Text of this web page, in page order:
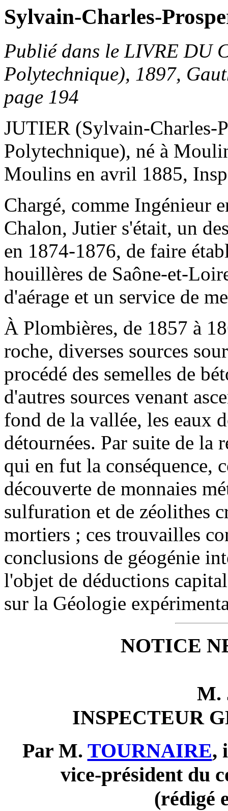
Sylvain-Charles-
Publié dans le LIVRE DU
Polytechnique), 1897,
page 194
JUTIER (Sylvain-Charles-
Polytechnique), né à
Moulins en avril 1885,
Chargé, comme Ingénieur
Chalon, Jutier s'était, un
en 1874-1876, de faire
houillères de Saône-et-
d'aérage et un service de
À Plombières, de 1857 à
roche, diverses sources
procédé des semelles de
d'autres sources venant
fond de la vallée, les eaux
détournées. Par suite de la
qui en fut la conséquence,
découverte de monnaies
sulfuration et de zéolithes
mortiers ; ces trouvailles
conclusions de géogénie
l'objet de déductions
sur la Géologie
NOTICE
M.
INSPECTEUR
Par M. TOURNAIRE,
vice-président du
(rédigé